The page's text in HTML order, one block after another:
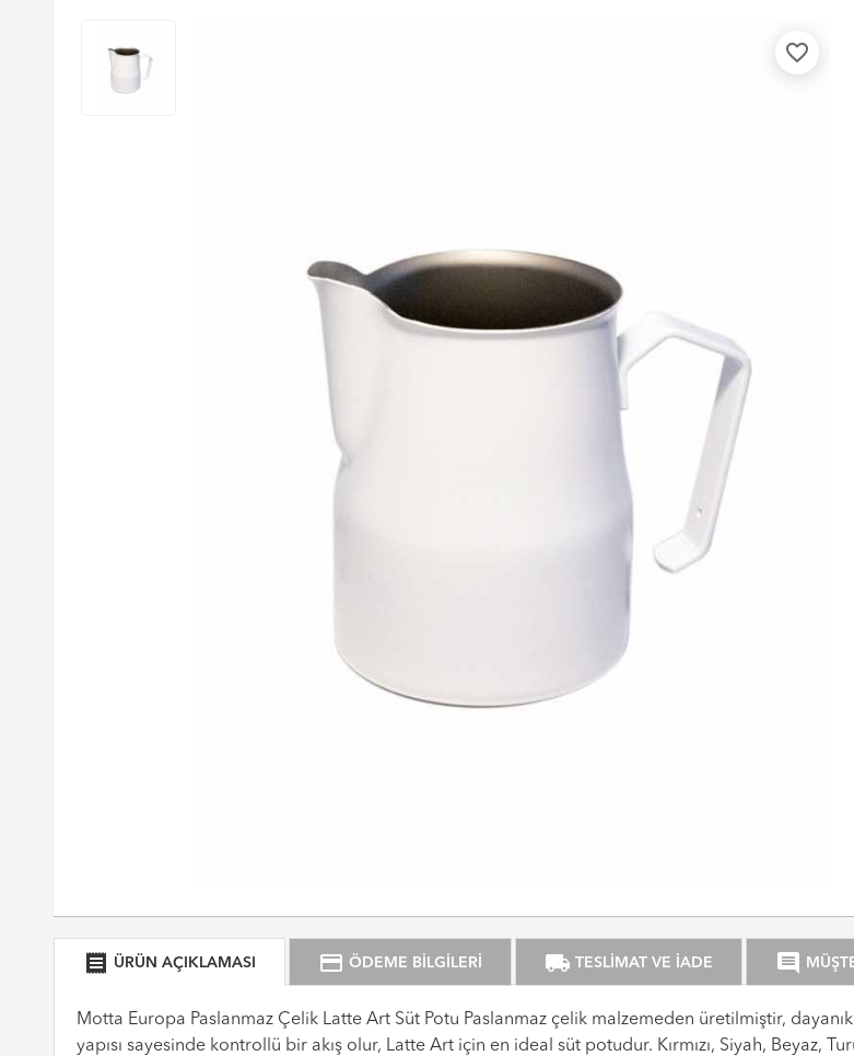
favorite_border
receipt ÜRÜN AÇIKLAMASI credit_card ÖDEME BİLGİLERİ local_shipping TESLİMAT VE İADE comment
Motta Europa Paslanmaz Çelik Latte Art Süt Potu Paslanmaz çelik malzemeden üretilmiştir,
yapısı sayesinde kontrollü bir akış olur, Latte Art için en ideal süt potudur. Kırmızı, Siyah, Beyaz,